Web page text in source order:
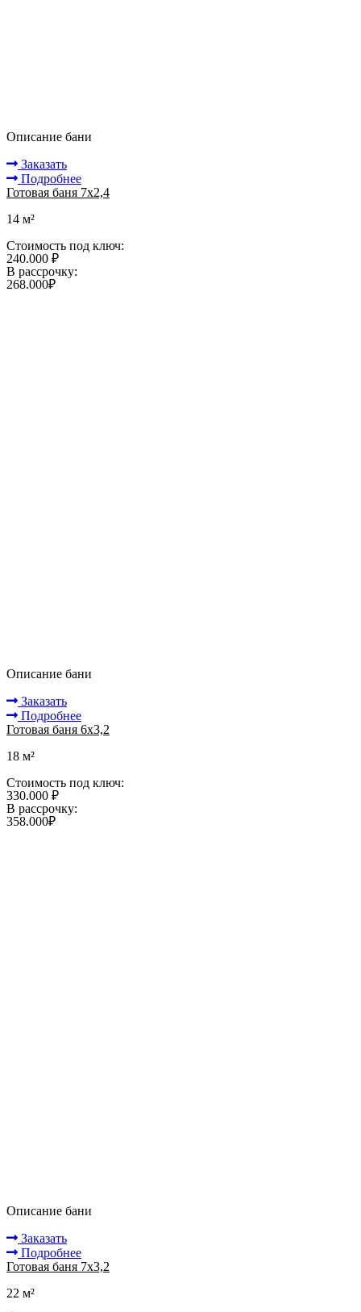
Описание бани
Заказать
Подробнее
Готовая баня 7х2,4
14 м²
Стоимость под ключ:
240.000 ₽
В рассрочку:
268.000₽
Описание бани
Заказать
Подробнее
Готовая баня 6х3,2
18 м²
Стоимость под ключ:
330.000 ₽
В рассрочку:
358.000₽
Описание бани
Заказать
Подробнее
Готовая баня 7х3,2
22 м²